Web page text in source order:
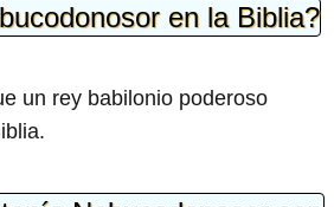
en la Biblia?
un rey babilonio poderoso